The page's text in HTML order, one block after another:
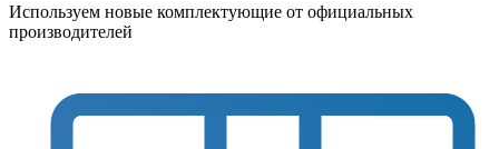
Используем новые комплектующие от официальных
производителей